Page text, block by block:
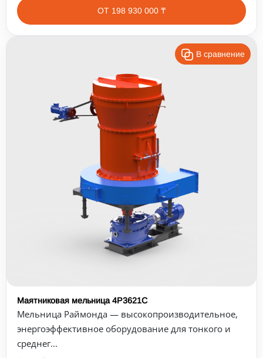
ОТ 198 930 000 ₸
В сравнение
Маятниковая мельница 4Р3621С
Мельница Раймонда — высокопроизводительное,
энергоэффективное оборудование для тонкого и
среднег...